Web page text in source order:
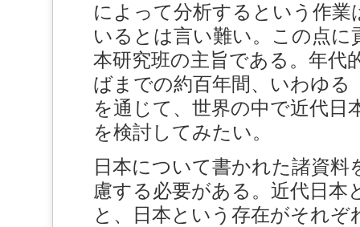
によって分析するという作業
いるとは言い難い。この点に
本研究班の主旨である。年代
ばまでの約百年間、いわゆる
を通じて、世界の中で近代
を検討してみたい。
日本について書かれた諸資
慮する必要がある。近代日
と、日本という存在がそれ